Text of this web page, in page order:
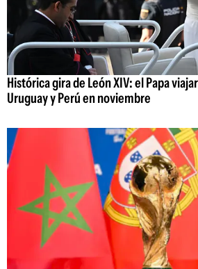
Histórica gira de León XIV: el Papa
Uruguay y Perú en noviembre